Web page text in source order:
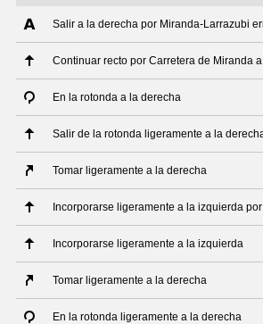
Salir a la derecha por Miranda-Larrazubi
Continuar recto por Carretera de Miranda
En la rotonda a la derecha
Salir de la rotonda ligeramente a la
Tomar ligeramente a la derecha
Incorporarse ligeramente a la izquierda
Incorporarse ligeramente a la izquierda
Tomar ligeramente a la derecha
En la rotonda ligeramente a la derecha